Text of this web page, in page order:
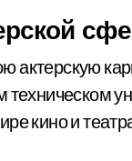
актерскую
кино и